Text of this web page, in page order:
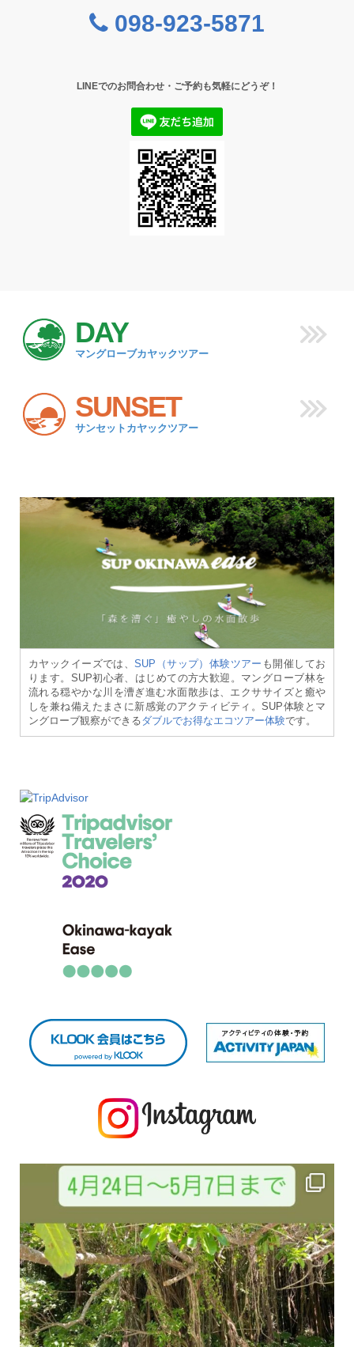
098-923-5871
LINEでのお問合わせ・ご予約も気軽にどうぞ！
DAY
マングローブカヤックツアー
SUNSET
サンセットカヤックツアー
カヤックイーズでは、SUP（サップ）体験ツアー も開催してお
ります。SUP初心者、はじめての方大歓迎。マングローブ林を
流れる穏やかな川を漕ぎ進む水面散歩は、エクササイズと癒や
しを兼ね備えたまさに新感覚のアクティビティ。SUP体験とマ
ングローブ観察ができるダブルでお得なエコツアー体験です。